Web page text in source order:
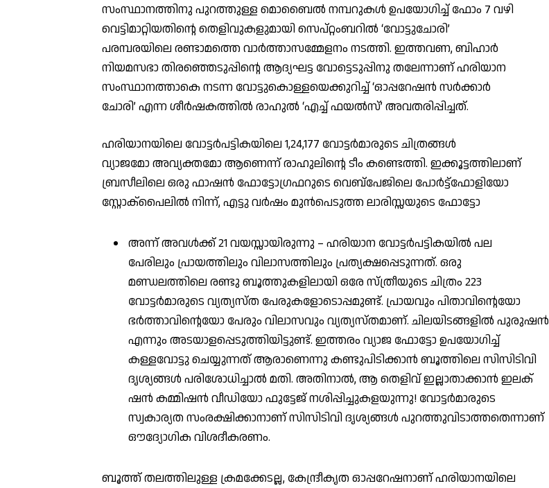
സംസ്ഥാനത്തിനു പുറത്തുള്ള മൊബൈല്‍ നമ്പറുകള്‍ ഉപയോഗിച്ച് ഫോം 7 വഴി
വെട്ടിമാറ്റിയതിന്റെ തെളിവുകളുമായി സെപ്റ്റംബറില്‍ ‘വോട്ടുചോരി’
പരമ്പരയിലെ രണ്ടാമത്തെ വാര്‍ത്താസമ്മേളനം നടത്തി. ഇത്തവണ, ബിഹാര്‍
നിയമസഭാ തിരഞ്ഞെടുപ്പിന്റെ ആദ്യഘട്ട വോട്ടെടുപ്പിനു തലേന്നാണ് ഹരിയാന
സംസ്ഥാനത്താകെ നടന്ന വോട്ടുകൊള്ളയെക്കുറിച്ച് ‘ഓപ്പറേഷന്‍ സര്‍ക്കാര്‍
ചോരി’ എന്ന ശീര്‍ഷകത്തില്‍ രാഹുല്‍ ‘എച്ച് ഫയല്‍സ്’ അവതരിപ്പിച്ചത്.
ഹരിയാനയിലെ വോട്ടര്‍പട്ടികയിലെ 1,24,177 വോട്ടര്‍മാരുടെ ചിത്രങ്ങള്‍
വ്യാജമോ അവ്യക്തമോ ആണെന്ന് രാഹുലിന്റെ ടീം കണ്ടെത്തി. ഇക്കൂട്ടത്തിലാണ്
ബ്രസീലിലെ ഒരു ഫാഷന്‍ ഫോട്ടോഗ്രഫറുടെ വെബ്പേജിലെ പോര്‍ട്ട്ഫോളിയോ
സ്റ്റോക്പൈലില്‍ നിന്ന്, എട്ടു വര്‍ഷം മുന്‍പെടുത്ത ലാരിസ്സയുടെ ഫോട്ടോ
അന്ന് അവള്‍ക്ക് 21 വയസ്സായിരുന്നു – ഹരിയാന വോട്ടര്‍പട്ടികയില്‍ പല
പേരിലും പ്രായത്തിലും വിലാസത്തിലും പ്രത്യക്ഷപ്പെടുന്നത്. ഒരു
മണ്ഡലത്തിലെ രണ്ടു ബൂത്തുകളിലായി ഒരേ സ്ത്രീയുടെ ചിത്രം 223
വോട്ടര്‍മാരുടെ വ്യത്യസ്ത പേരുകളോടൊപ്പമുണ്ട്. പ്രായവും പിതാവിന്റെയോ
ഭര്‍ത്താവിന്റെയോ പേരും വിലാസവും വ്യത്യസ്തമാണ്. ചിലയിടങ്ങളില്‍ പുരുഷന്‍
എന്നും അടയാളപ്പെടുത്തിയിട്ടുണ്ട്. ഇത്തരം വ്യാജ ഫോട്ടോ ഉപയോഗിച്ച്
കള്ളവോട്ടു ചെയ്യുന്നത് ആരാണെന്നു കണ്ടുപിടിക്കാന്‍ ബൂത്തിലെ സിസിടിവി
ദൃശ്യങ്ങള്‍ പരിശോധിച്ചാല്‍ മതി. അതിനാല്‍, ആ തെളിവ് ഇല്ലാതാക്കാന്‍ ഇലക്
ഷന്‍ കമ്മിഷന്‍ വീഡിയോ ഫുട്ടേജ് നശിപ്പിച്ചുകളയുന്നു! വോട്ടര്‍മാരുടെ
സ്വകാര്യത സംരക്ഷിക്കാനാണ് സിസിടിവി ദൃശ്യങ്ങള്‍ പുറത്തുവിടാത്തതെന്നാണ്
ഔദ്യോഗിക വിശദീകരണം.
ബൂത്ത് തലത്തിലുള്ള ക്രമക്കേടല്ല, കേന്ദ്രീകൃത ഓപ്പറേഷനാണ് ഹരിയാനയിലെ